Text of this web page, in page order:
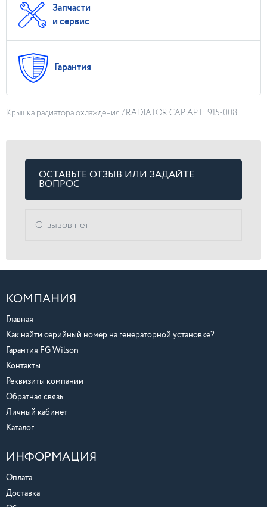
Запчасти
и сервис
Гарантия
Крышка радиатора охлаждения / RADIATOR CAP АРТ: 915-008
ОСТАВЬТЕ ОТЗЫВ ИЛИ ЗАДАЙТЕ
ВОПРОС
Отзывов нет
КОМПАНИЯ
Главная
Как найти серийный номер на генераторной установке?
Гарантия FG Wilson
Контакты
Реквизиты компании
Обратная связь
Личный кабинет
Каталог
ИНФОРМАЦИЯ
Оплата
Доставка